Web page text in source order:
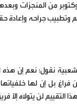
وأن يصنعوا 10% مما صنعته ثورة اوكتوبر
وتطبيب جراحه
الشعبية نقول: نعم إن
بل إن لها خلفياتها
التقييم لن يتولاه